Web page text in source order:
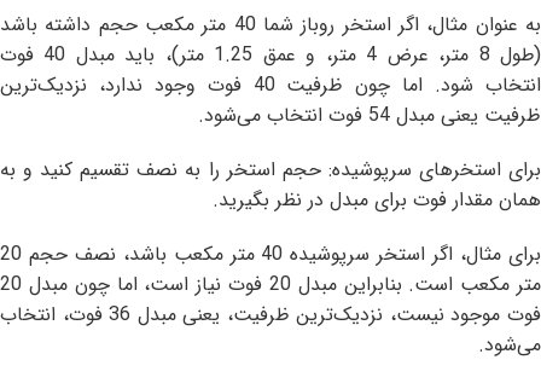
به عنوان مثال، اگر استخر روباز شما 40 متر مکعب حجم داشته باشد
(طول 8 متر، عرض 4 متر، و عمق 1.25 متر)، باید مبدل 40 فوت
انتخاب شود. اما چون ظرفیت 40 فوت وجود ندارد، نزدیک‌ترین
ظرفیت یعنی مبدل 54 فوت انتخاب می‌شود.
برای استخرهای سرپوشیده: حجم استخر را به نصف تقسیم کنید و به
همان مقدار فوت برای مبدل در نظر بگیرید.
برای مثال، اگر استخر سرپوشیده 40 متر مکعب باشد، نصف حجم 20
متر مکعب است. بنابراین مبدل 20 فوت نیاز است، اما چون مبدل 20
فوت موجود نیست، نزدیک‌ترین ظرفیت، یعنی مبدل 36 فوت، انتخاب
می‌شود.